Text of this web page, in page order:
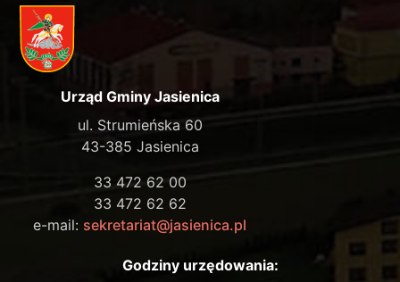
Urząd Gminy Jasienica
ul. Strumieńska 60
43-385 Jasienica
33 472 62 00
33 472 62 62
e-mail: sekretariat@jasienica.pl
Godziny urzędowania: